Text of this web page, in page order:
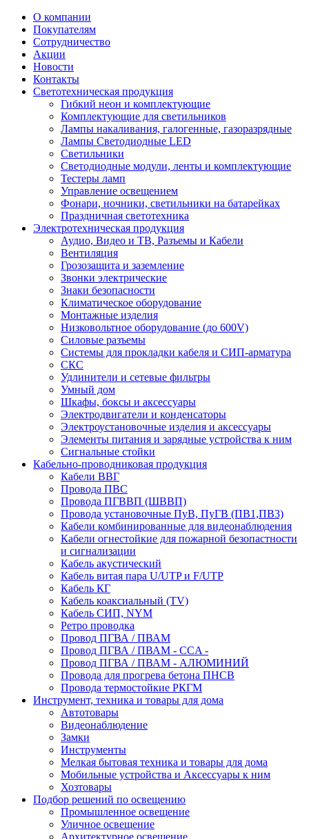
О компании
Покупателям
Сотрудничество
Акции
Новости
Контакты
Светотехническая продукция
Гибкий неон и комплектующие
Комплектующие для светильников
Лампы накаливания, галогенные, газоразрядные
Лампы Светодиодные LED
Светильники
Светодиодные модули, ленты и комплектующие
Тестеры ламп
Управление освещением
Фонари, ночники, светильники на батарейках
Праздничная светотехника
Электротехническая продукция
Аудио, Видео и ТВ, Разъемы и Кабели
Вентиляция
Грозозащита и заземление
Звонки электрические
Знаки безопасности
Климатическое оборудование
Монтажные изделия
Низковольтное оборудование (до 600V)
Силовые разъемы
Системы для прокладки кабеля и СИП-арматура
СКС
Удлинители и сетевые фильтры
Умный дом
Шкафы, боксы и аксессуары
Электродвигатели и конденсаторы
Электроустановочные изделия и аксессуары
Элементы питания и зарядные устройства к ним
Сигнальные стойки
Кабельно-проводниковая продукция
Кабели ВВГ
Провода ПВС
Провода ПГВВП (ШВВП)
Провода установочные ПуВ, ПуГВ (ПВ1,ПВ3)
Кабели комбинированные для видеонаблюдения
Кабели огнестойкие для пожарной безопастности
и сигнализации
Кабель акустический
Кабель витая пара U/UTP и F/UTP
Кабель КГ
Кабель коаксиальный (TV)
Кабель СИП, NYM
Ретро проводка
Провод ПГВА / ПВАМ
Провод ПГВА / ПВАМ - CCA -
Провод ПГВА / ПВАМ - АЛЮМИНИЙ
Провода для прогрева бетона ПНСВ
Провода термостойкие РКГМ
Инструмент, техника и товары для дома
Автотовары
Видеонаблюдение
Замки
Инструменты
Мелкая бытовая техника и товары для дома
Мобильные устройства и Аксессуары к ним
Хозтовары
Подбор решений по освещению
Промышленное освещение
Уличное освещение
Архитектурное освещение